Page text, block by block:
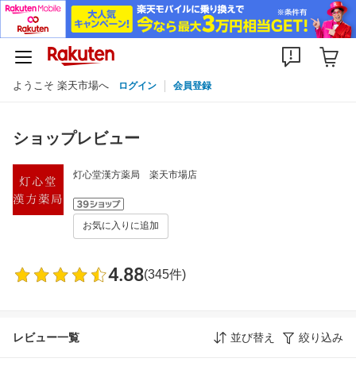
ようこそ 楽天市場へ ログイン 会員登録
ショップレビュー
灯心堂漢方薬局 楽天市場店
お気に入りに追加
4.88(345件)
レビュー一覧 並び替え 絞り込み